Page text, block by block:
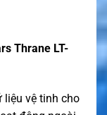
Thrane LT-
liệu vệ tinh cho